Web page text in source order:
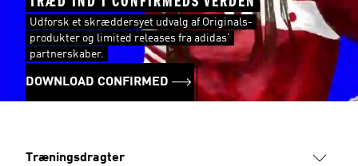
Udforsk et skræddersyet udvalg af Originals-
produkter og limited releases fra adidas'
partnerskaber.
DOWNLOAD CONFIRMED
Træningsdragter